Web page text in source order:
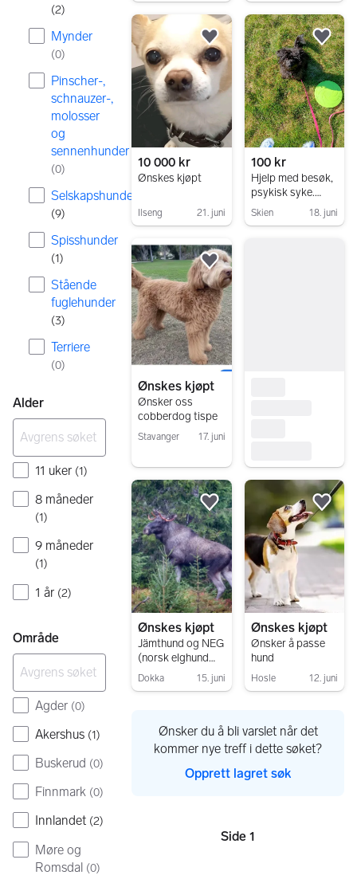
(2)
Mynder
(0)
Pinscher-,
schnauzer-,
molosser
og
sennenhunder
(0)
Selskapshunder
(9)
Spisshunder
(1)
Stående
fuglehunder
(3)
Terriere
(0)
Alder
11 uker (1)
8 måneder
(1)
9 måneder
(1)
1 år (2)
Område
Agder (0)
Akershus (1)
Buskerud (0)
Finnmark (0)
Innlandet (2)
Møre og
Romsdal (0)
10 000 kr
Ønskes kjøpt
Ilseng 21. juni
Legg til som favoritt.
100 kr
Hjelp med besøk,
psykisk syke.
føler du deg
Skien 18. juni
Ønskes kjøpt
Ønsker oss
cobberdog tispe
Stavanger 17. juni
Legg til som favoritt.
Ønskes kjøpt
Jämthund og NEG
(norsk elghund
grå)
Dokka 15. juni
Legg til som favoritt.
Ønskes kjøpt
Ønsker å passe
hund
Hosle 12. juni
Ønsker du å bli varslet når det
kommer nye treff i dette søket?
Opprett lagret søk
Side 1